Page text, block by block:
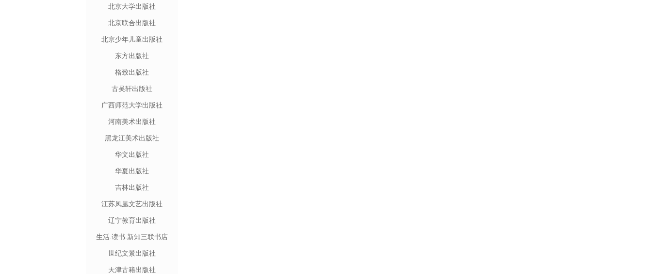
北京大学出版社
北京联合出版社
北京少年儿童出版社
东方出版社
格致出版社
古吴轩出版社
广西师范大学出版社
河南美术出版社
黑龙江美术出版社
华文出版社
华夏出版社
吉林出版社
江苏凤凰文艺出版社
辽宁教育出版社
生活.读书.新知三联书店
世纪文景出版社
天津古籍出版社